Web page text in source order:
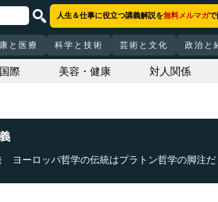
人生＆仕事に役立つ講義解説を無料メルマガで
と医療 科学と技術 芸術と文化 政治と
国際 美容・健康 対人関係
ヨーロッパ哲学の伝統はプラトン哲学の脚注だ